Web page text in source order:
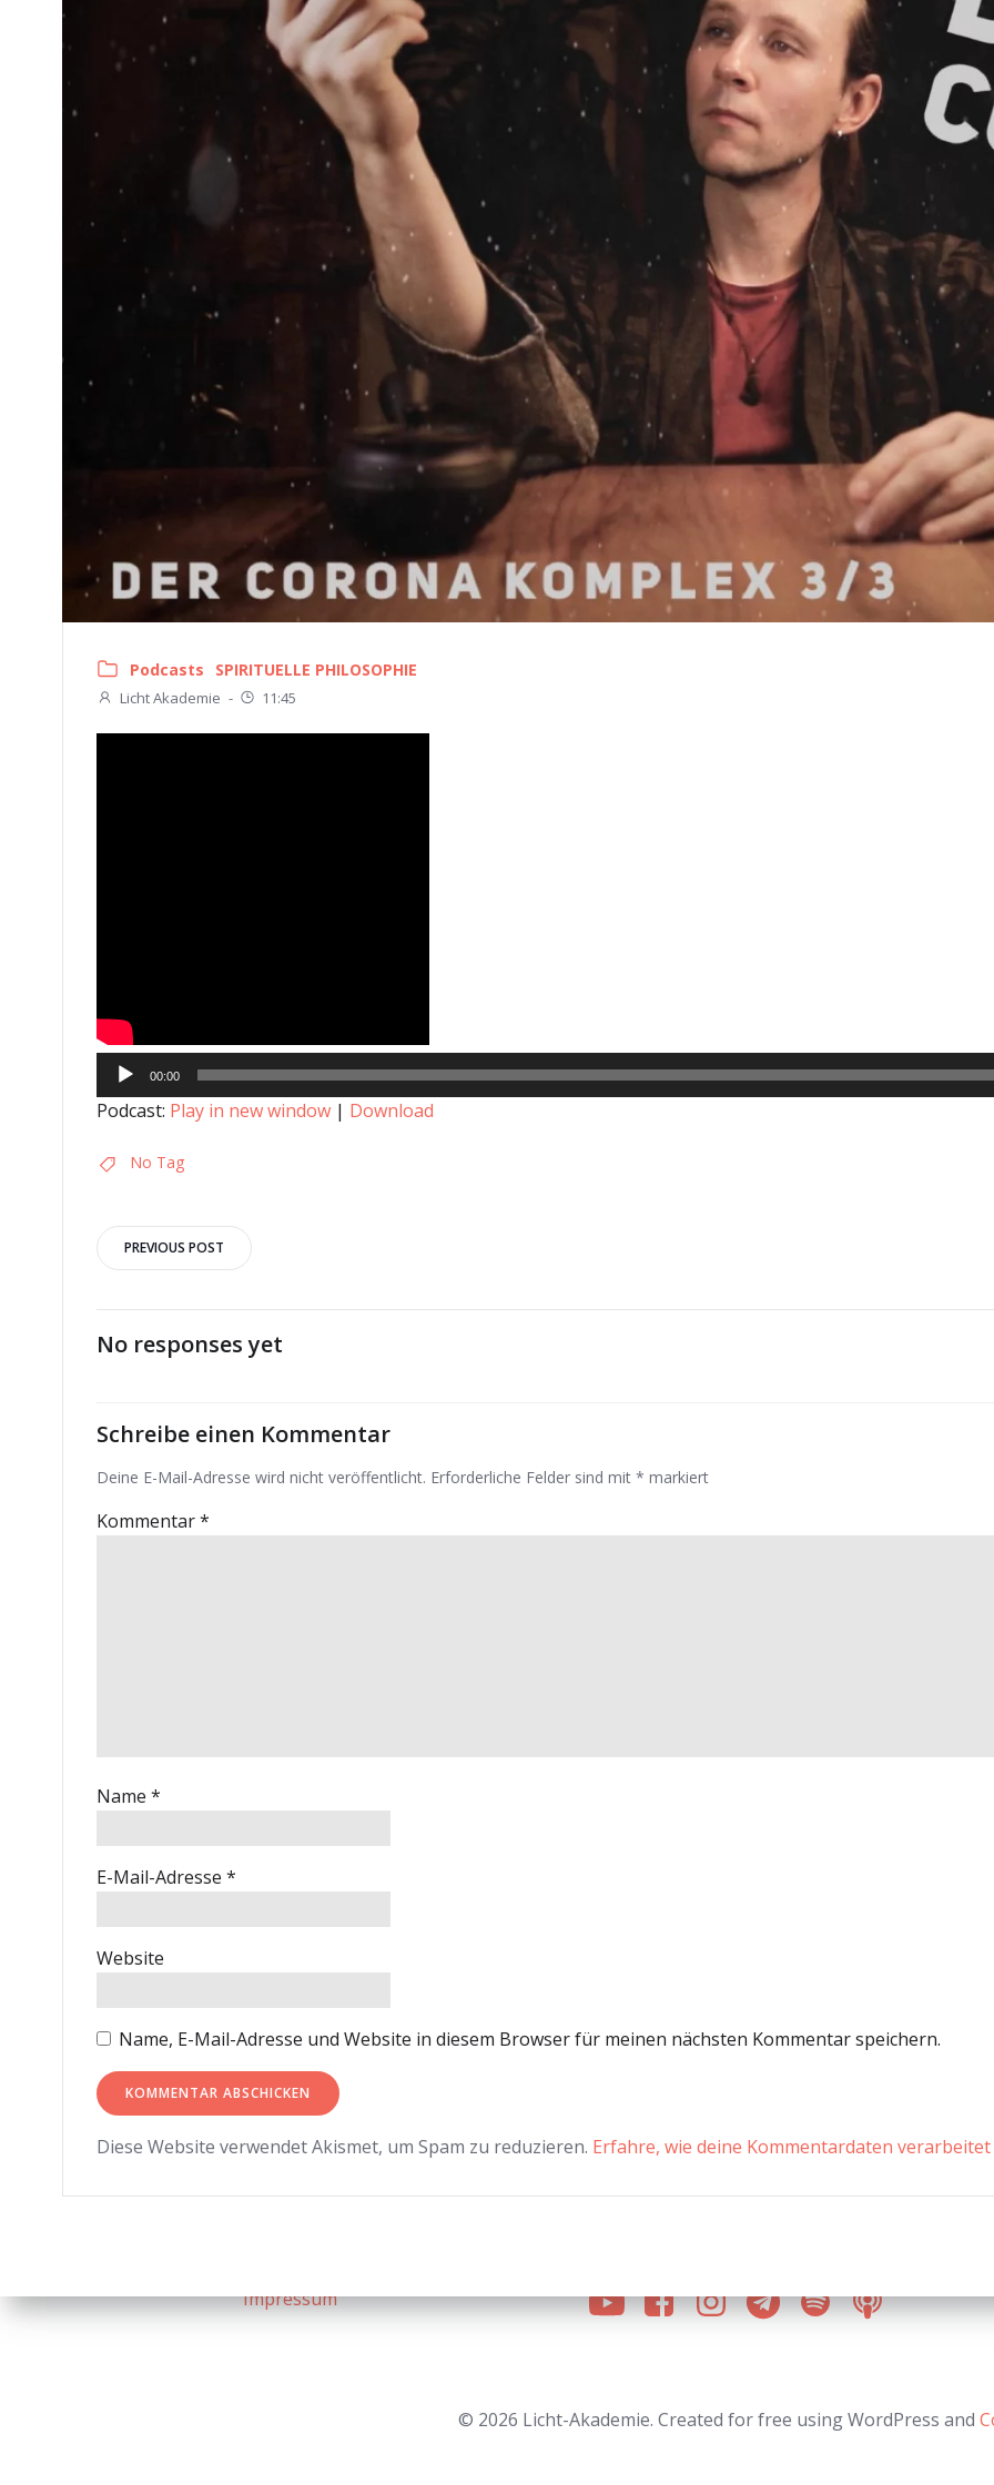
Podcasts SPIRITUELLE PHILOSOPHIE
Licht Akademie - 11:45
Audio-
Player
00:00
Podcast: Play in new window | Download
No Tag
Post
navigation
PREVIOUS POST
navigation
No responses yet
Schreibe einen Kommentar
Deine E-Mail-Adresse wird nicht veröffentlicht. Erforderliche Felder sind mit * markiert
Kommentar*
Name *
E-Mail-Adresse *
Website
Name, E-Mail-Adresse und Website in diesem Browser für meinen nächsten Kommentar speichern.
Diese Website verwendet Akismet, um Spam zu reduzieren. Erfahre, wie deine Kommentardaten verarbeitet
Impressum
© 2026 Licht-Akademie. Created for free using WordPress and